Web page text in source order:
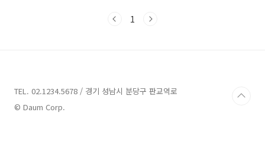
Jay'가 작곡했습니다. 자신을 향한 세상의 차가운 시선과 스스로에 대한
1
TEL. 02.1234.5678 / 경기 성남시 분당구 판교역로
© Daum Corp.